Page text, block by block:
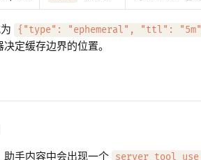
{"type": "ephemeral", "ttl":
定缓存边界的位置。
手内容中会出现一个 server_tool_use